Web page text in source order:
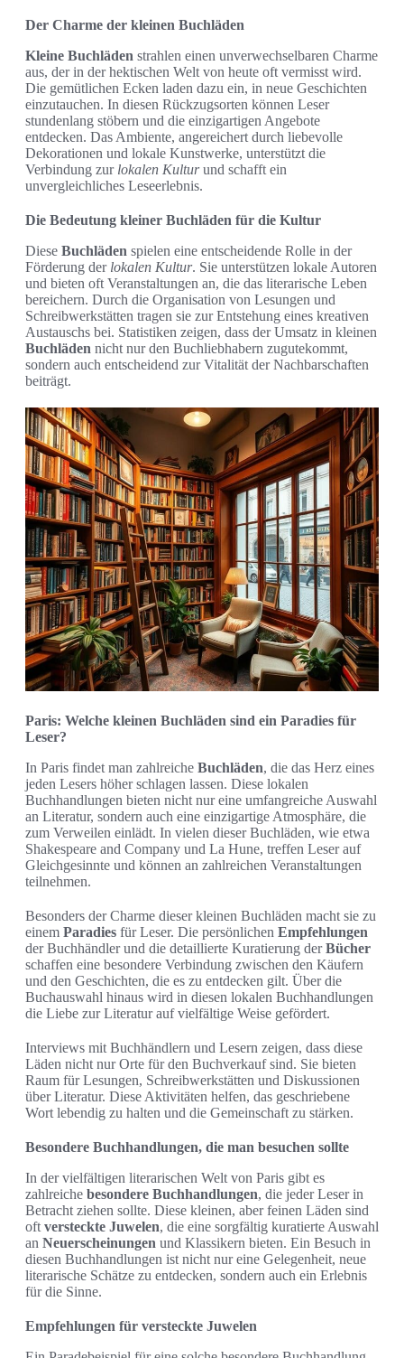
Der Charme der kleinen Buchläden
Kleine Buchläden strahlen einen unverwechselbaren Charme
aus, der in der hektischen Welt von heute oft vermisst wird.
Die gemütlichen Ecken laden dazu ein, in neue Geschichten
einzutauchen. In diesen Rückzugsorten können Leser
stundenlang stöbern und die einzigartigen Angebote
entdecken. Das Ambiente, angereichert durch liebevolle
Dekorationen und lokale Kunstwerke, unterstützt die
Verbindung zur lokalen Kulturund schafft ein
unvergleichliches Leseerlebnis.
Die Bedeutung kleiner Buchläden für die Kultur
Diese Buchläden spielen eine entscheidende Rolle in der
Förderung der lokalen Kultur. Sie unterstützen lokale Autoren
und bieten oft Veranstaltungen an, die das literarische Leben
bereichern. Durch die Organisation von Lesungen und
Schreibwerkstätten tragen sie zur Entstehung eines kreativen
Austauschs bei. Statistiken zeigen, dass der Umsatz in kleinen
Buchläden nicht nur den Buchliebhabern zugutekommt,
sondern auch entscheidend zur Vitalität der Nachbarschaften
beiträgt.
Paris: Welche kleinen Buchläden sind ein Paradies für
Leser?
In Paris findet man zahlreiche Buchläden, die das Herz eines
jeden Lesers höher schlagen lassen. Diese lokalen
Buchhandlungen bieten nicht nur eine umfangreiche Auswahl
an Literatur, sondern auch eine einzigartige Atmosphäre, die
zum Verweilen einlädt. In vielen dieser Buchläden, wie etwa
Shakespeare and Company und La Hune, treffen Leser auf
Gleichgesinnte und können an zahlreichen Veranstaltungen
teilnehmen.
Besonders der Charme dieser kleinen Buchläden macht sie zu
einem Paradies für Leser. Die persönlichen Empfehlungen
der Buchhändler und die detaillierte Kuratierung derBücher
schaffen eine besondere Verbindung zwischen den Käufern
und den Geschichten, die es zu entdecken gilt. Über die
Buchauswahl hinaus wird in diesen lokalen Buchhandlungen
die Liebe zur Literatur auf vielfältige Weise gefördert.
Interviews mit Buchhändlern und Lesern zeigen, dass diese
Läden nicht nur Orte für den Buchverkauf sind. Sie bieten
Raum für Lesungen, Schreibwerkstätten und Diskussionen
über Literatur. Diese Aktivitäten helfen, das geschriebene
Wort lebendig zu halten und die Gemeinschaft zu stärken.
Besondere Buchhandlungen, die man besuchen sollte
In der vielfältigen literarischen Welt von Paris gibt es
zahlreiche besondere Buchhandlungen, die jeder Leser in
Betracht ziehen sollte. Diese kleinen, aber feinen Läden sind
oft versteckte Juwelen, die eine sorgfältig kuratierte Auswahl
an Neuerscheinungen und Klassikern bieten. Ein Besuch in
diesen Buchhandlungen ist nicht nur eine Gelegenheit, neue
literarische Schätze zu entdecken, sondern auch ein Erlebnis
für die Sinne.
Empfehlungen für versteckte Juwelen